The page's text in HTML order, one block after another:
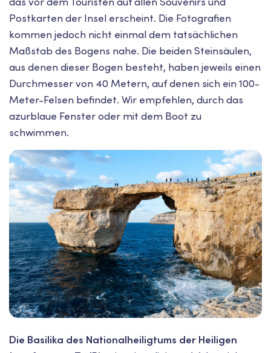
Postkarten der Insel erscheint. Die Fotografien
kommen jedoch nicht einmal dem tatsächlichen
Maßstab des Bogens nahe. Die beiden Steinsäulen,
aus denen dieser Bogen besteht, haben jeweils einen
Durchmesser von 40 Metern, auf denen sich ein 100-
Meter-Felsen befindet. Wir empfehlen, durch das
azurblaue Fenster oder mit dem Boot zu
schwimmen.
Die Basilika des Nationalheiligtums der Heiligen